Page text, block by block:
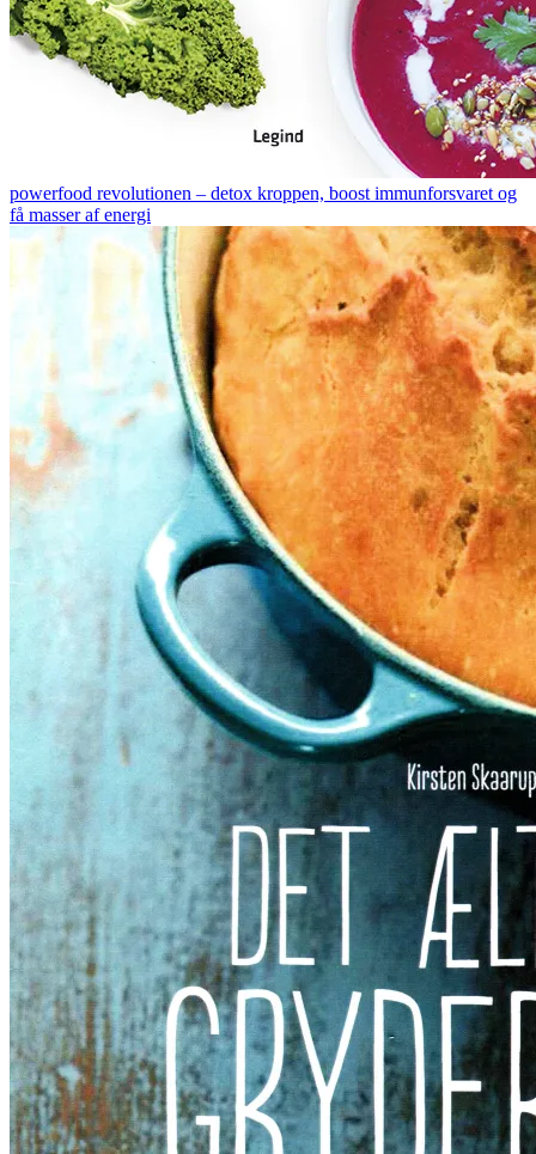
powerfood revolutionen – detox kroppen, boost immunforsvaret og
få masser af energi